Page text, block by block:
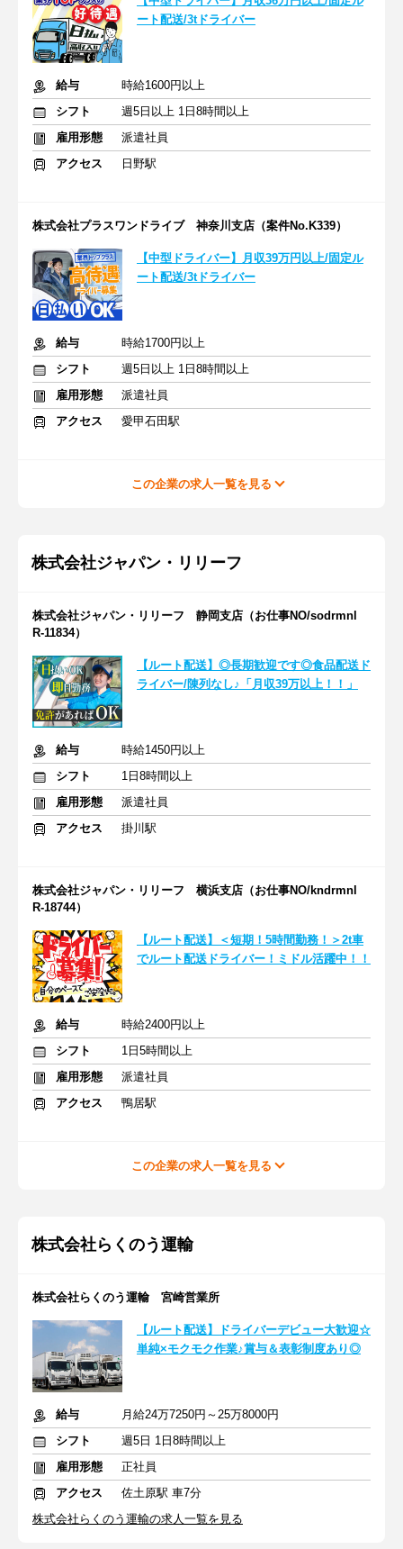
ート配送/3tドライバー
給与
時給1600円以上
シフト
週5日以上 1日8時間以上
雇用形態
派遣社員
アクセス
日野駅
株式会社プラスワンドライブ 神奈川支店（案件No.K339）
【中型ドライバー】月収39万円以上/固定ル
ート配送/3tドライバー
給与
時給1700円以上
シフト
週5日以上 1日8時間以上
雇用形態
派遣社員
アクセス
愛甲石田駅
この企業の求人一覧を見る
株式会社ジャパン・リリーフ
株式会社ジャパン・リリーフ 静岡支店（お仕事NO/sodrmnl
R-11834）
【ルート配送】◎長期歓迎です◎食品配送ド
ライバー/陳列なし♪「月収39万以上！！」
給与
時給1450円以上
シフト
1日8時間以上
雇用形態
派遣社員
アクセス
掛川駅
株式会社ジャパン・リリーフ 横浜支店（お仕事NO/kndrmnl
R-18744）
【ルート配送】＜短期！5時間勤務！＞2t車
でルート配送ドライバー！ミドル活躍中！！
給与
時給2400円以上
シフト
1日5時間以上
雇用形態
派遣社員
アクセス
鴨居駅
この企業の求人一覧を見る
株式会社らくのう運輸
株式会社らくのう運輸 宮崎営業所
【ルート配送】ドライバーデビュー大歓迎☆
単純×モクモク作業♪賞与＆表彰制度あり◎
給与
月給24万7250円～25万8000円
シフト
週5日 1日8時間以上
雇用形態
正社員
アクセス
佐土原駅 車7分
株式会社らくのう運輸の求人一覧を見る